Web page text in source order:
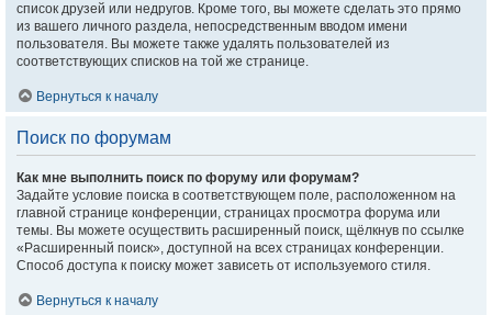
список друзей или недругов. Кроме того, вы можете сделать это прямо
из вашего личного раздела, непосредственным вводом имени
пользователя. Вы можете также удалять пользователей из
соответствующих списков на той же странице.
Вернуться к началу
Поиск по форумам
Как мне выполнить поиск по форуму или форумам?
Задайте условие поиска в соответствующем поле, расположенном на
главной странице конференции, страницах просмотра форума или
темы. Вы можете осуществить расширенный поиск, щёлкнув по ссылке
«Расширенный поиск», доступной на всех страницах конференции.
Способ доступа к поиску может зависеть от используемого стиля.
Вернуться к началу